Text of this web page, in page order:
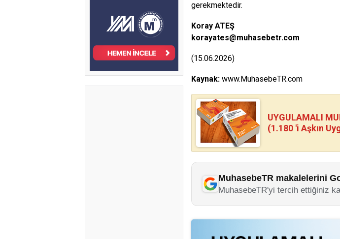
gerekmektedir.
Koray ATEŞ
korayates@muhasebetr.com
(15.06.2026)
Kaynak: www.MuhasebeTR.com
UYGULAMALI
(1.180 'i Aşkın
MuhasebeTR makalelerini
MuhasebeTR'yi tercih ettiğiniz